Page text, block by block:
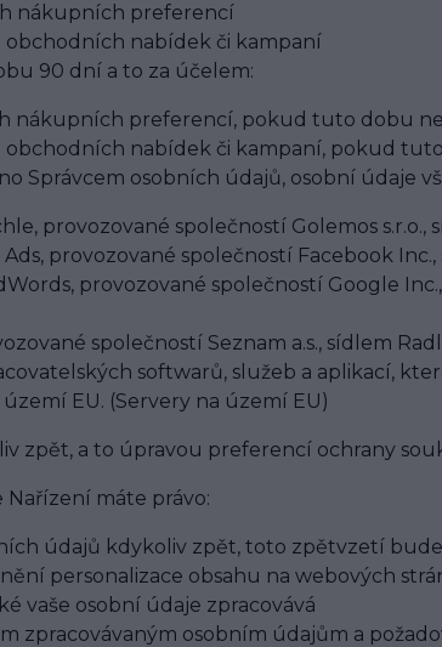
nákupních preferencí
obchodních nabídek či kampaní
90 dní a to za účelem:
nákupních preferencí, pokud tuto dobu
obchodních nabídek či kampaní, pokud
Správcem osobních údajů, osobní údaje
provozované společností Golemos s.r.o.,
provozované společností Facebook Inc.,
provozované společností Google
společností Seznam a.s., sídlem
softwarů, služeb a aplikací,
EU. (Servery na území EU)
zpět, a to úpravou preferencí ochrany
Nařízení máte právo:
údajů kdykoliv zpět, toto zpětvzetí
personalizace obsahu na webových
vaše osobní údaje zpracovává
zpracovávaným osobním údajům a